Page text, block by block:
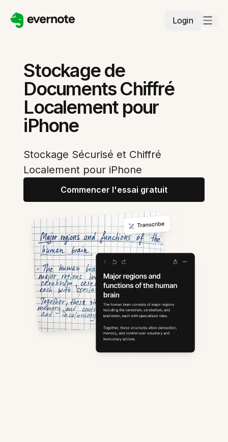
Login
Stockage de
Documents Chiffré
Localement pour
iPhone
Stockage Sécurisé et Chiffré
Localement pour iPhone
Commencer l'essai gratuit